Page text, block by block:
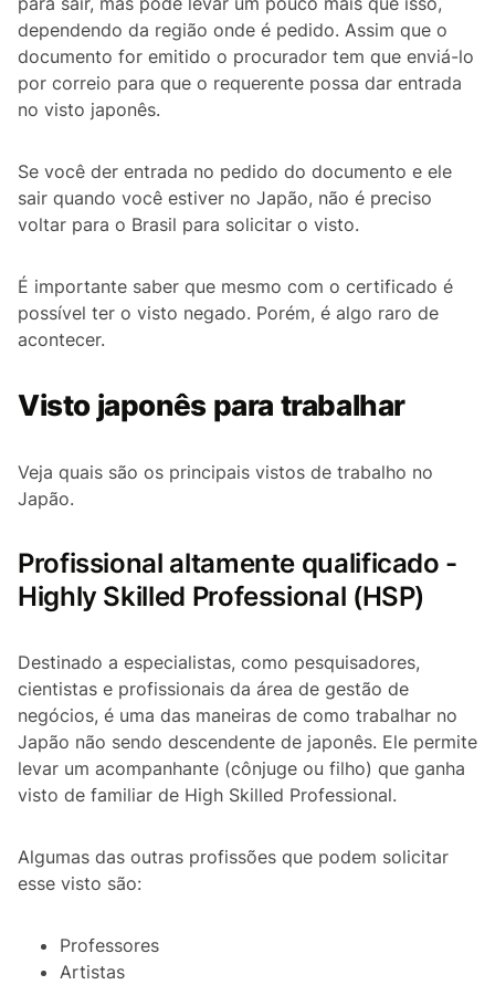
dependendo da região onde é pedido. Assim que o
documento for emitido o procurador tem que enviá-lo
por correio para que o requerente possa dar entrada
no visto japonês.
Se você der entrada no pedido do documento e ele
sair quando você estiver no Japão, não é preciso
voltar para o Brasil para solicitar o visto.
É importante saber que mesmo com o certificado é
possível ter o visto negado. Porém, é algo raro de
acontecer.
Visto japonês para trabalhar
Veja quais são os principais vistos de trabalho no
Japão.
Profissional altamente qualificado -
Highly Skilled Professional (HSP)
Destinado a especialistas, como pesquisadores,
cientistas e profissionais da área de gestão de
negócios, é uma das maneiras de como trabalhar no
Japão não sendo descendente de japonês. Ele permite
levar um acompanhante (cônjuge ou filho) que ganha
visto de familiar de High Skilled Professional.
Algumas das outras profissões que podem solicitar
esse visto são:
Professores
Artistas